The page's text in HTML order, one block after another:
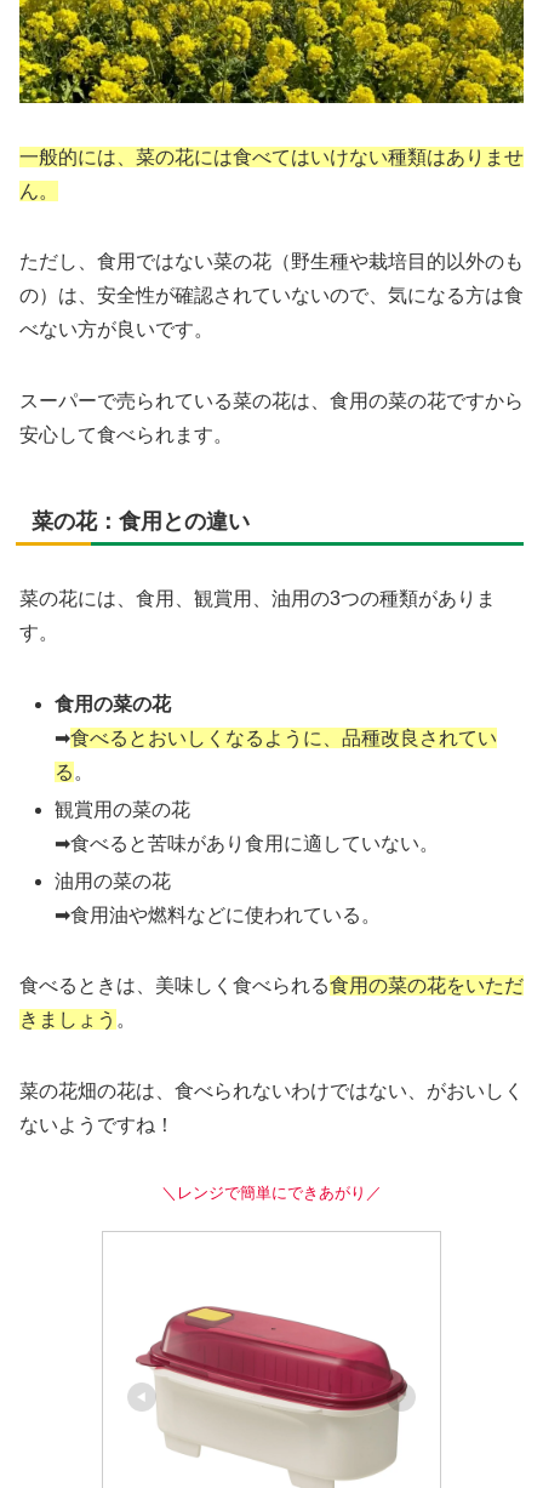
一般的には、菜の花には食べてはいけない種類はありませ
ん。
ただし、食用ではない菜の花（野生種や栽培目的以外のも
の）は、安全性が確認されていないので、気になる方は食
べない方が良いです。
スーパーで売られている菜の花は、食用の菜の花ですから
安心して食べられます。
菜の花：食用との違い
菜の花には、食用、観賞用、油用の3つの種類がありま
す。
食用の菜の花
➡食べるとおいしくなるように、品種改良されてい
る 。
観賞用の菜の花
➡食べると苦味があり食用に適していない。
油用の菜の花
➡食用油や燃料などに使われている。
食べるときは、美味しく食べられる食用の菜の花をいただ
きましょう 。
菜の花畑の花は、食べられないわけではない、がおいしく
ないようですね！
＼レンジで簡単にできあがり／